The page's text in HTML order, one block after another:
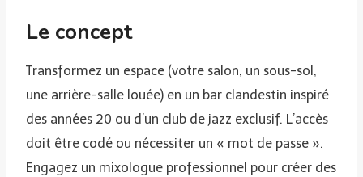
Le concept
Transformez un espace (votre salon, un sous-sol,
une arrière-salle louée) en un bar clandestin inspiré
des années 20 ou d’un club de jazz exclusif. L’accès
doit être codé ou nécessiter un « mot de passe ».
Engagez un mixologue professionnel pour créer des